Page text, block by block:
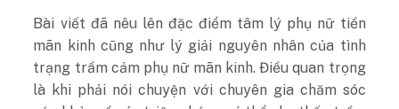
Bài viết đã nêu lên đặc điểm tâm lý phụ nữ tiền
mãn kinh cũng như lý giải nguyên nhân của tình
trạng trầm cảm phụ nữ mãn kinh. Điều quan trọng
là khi phải nói chuyện với chuyên gia chăm sóc